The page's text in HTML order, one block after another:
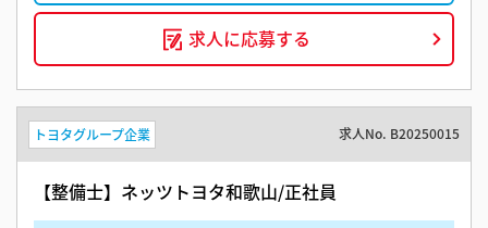
求人に応募する
トヨタグループ企業 求人No. B20250015
【整備士】ネッツトヨタ和歌山/正社員